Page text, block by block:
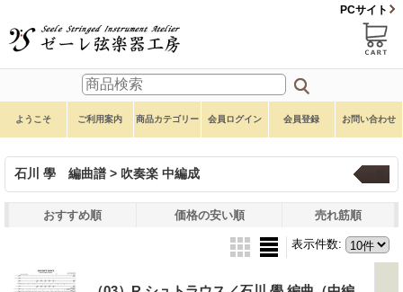
PCサイト
ようこそ ご利用案内 商品カテゴリー 会員ログイン 会員登録 お問い合わせ
石川 學 編曲譜 > 吹奏楽 中編成
おすすめ順 価格の安い順 売れ筋順
表示件数: